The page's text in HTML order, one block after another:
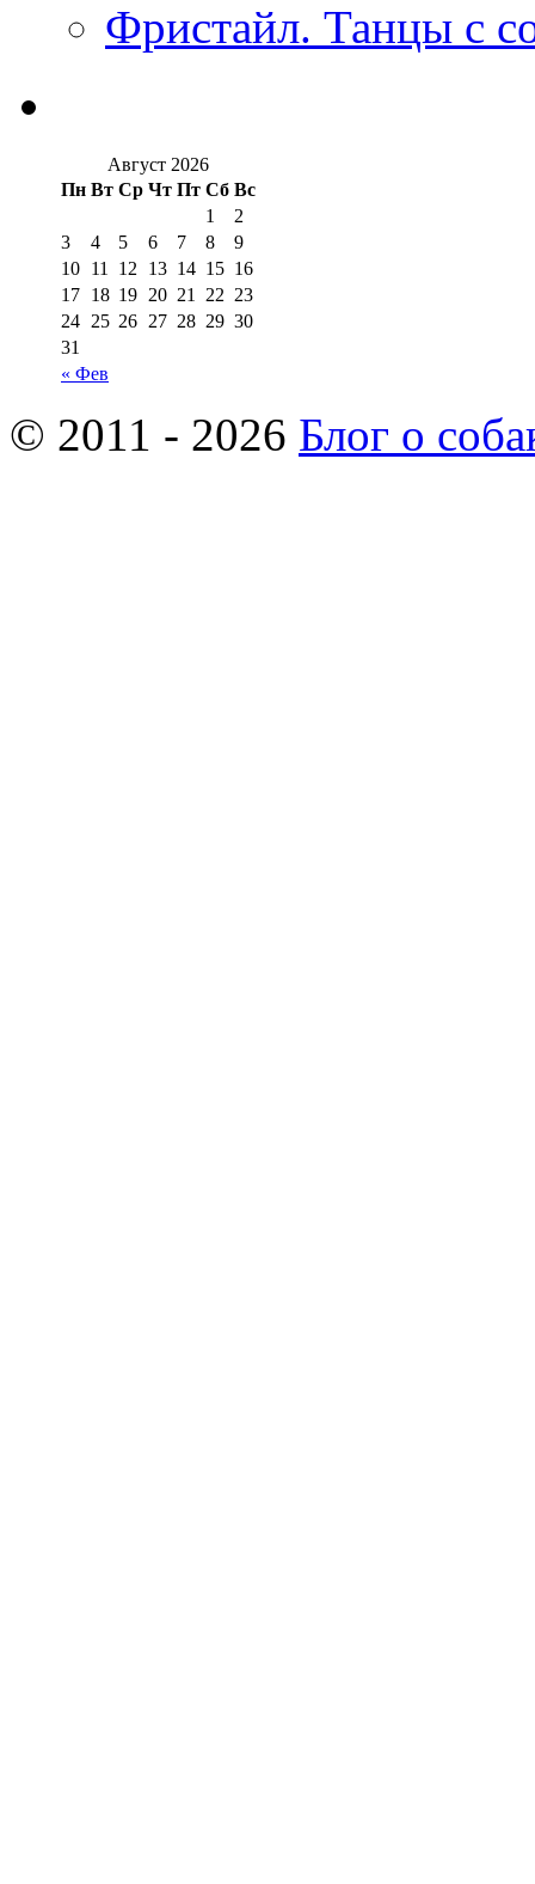
Фристайл. Танцы с
Август 2026
Пн Вт Ср Чт Пт Сб Вс
« Фев
1
2
3
4 5 6 7 8
9
10 11 12 13 14 15 16
17 18 19 20 21 22 23
24 25 26 27 28 29 30
31
© 2011 - 2026 Блог о